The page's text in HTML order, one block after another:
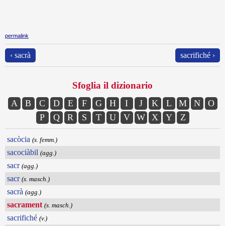
permalink
‹ sacrà sacrifiché ›
Sfoglia il dizionario
A B C D E F G H I J K L M N
O
P
Q R S T U V W X Y Z
sacòcia (s. femm.)
sacociàbil (agg.)
sacr (agg.)
sacr (s. masch.)
sacrà (agg.)
sacrament (s. masch.)
sacrifiché (v.)